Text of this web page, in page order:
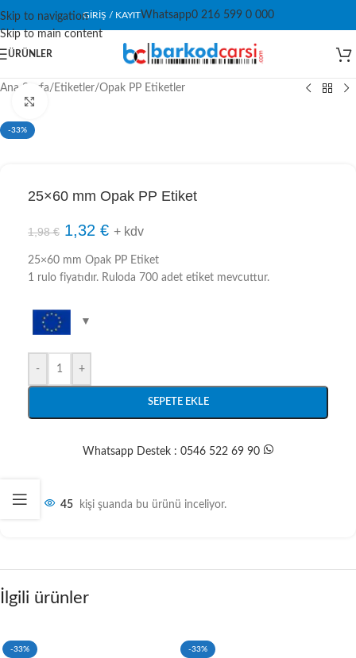
Skip to navigation
Skip to main content
GIRIŞ / KAYITWhatsapp0 216 599 0 000
ÜRÜNLER
Ana Sayfa/ Etiketler/Opak PP Etiketler
-33%
25×60 mm Opak PP Etiket
1,98€ 1,32 € + kdv
25×60 mm Opak PP Etiket
1 rulo fiyatıdır. Ruloda 700 adet etiket mevcuttur.
- +
SEPETE EKLE
Whatsapp Destek : 0546 522 69 90
45 kişi şuanda bu ürünü inceliyor.
İlgili ürünler
-33% -33%